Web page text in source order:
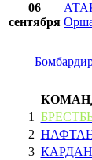
06
сентября
1
2 НАФТАН
3